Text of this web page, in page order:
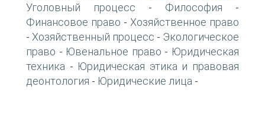
Уголовный процесс - Философия -
Финансовое право - Хозяйственное право
- Хозяйственный процесс - Экологическое
право - Ювенальное право - Юридическая
техника - Юридическая этика и правовая
деонтология - Юридические лица -